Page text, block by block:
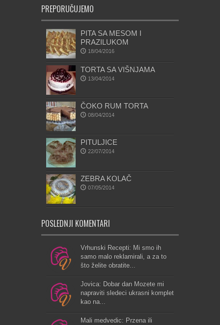
PREPORUČUJEMO
PITA SA MESOM I
PRAZILUKOM
18/04/2016
TORTA SA VIŠNJAMA
13/04/2014
ČOKO RUM TORTA
08/04/2014
PITULJICE
22/07/2014
ZEBRA KOLAČ
07/05/2014
POSLEDNJI KOMENTARI
Vrhunski Recepti: Mi smo ih
samo malo reklamirali, a za to
što želite obratite...
Jovica: Dobar dan Mozete mi
napraviti sledeci ukrasni komplet
kao na...
Mali medvedic: Przena ili